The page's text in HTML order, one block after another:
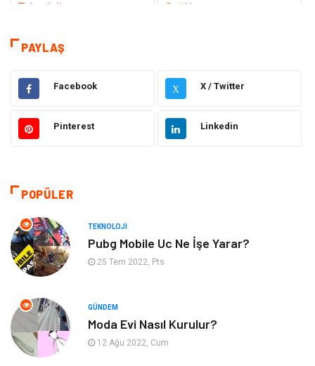
Teknoloji Sağlık
Dekorasyon
Eğitim Hukuk
Ulaşım ve Taşımacılık Yapı İnşaat
Tekstil
Bilgisayar ve Yazılım
Alışveriş
Güzellik & Bakım Tatil
PAYLAŞ
Facebook X X / Twitter
Pinterest Linkedin
POPÜLER
TEKNOLOJI
Pubg Mobile Uc Ne İşe Yarar?
25 Tem 2022, Pts
GÜNDEM
Moda Evi Nasıl Kurulur?
12 Ağu 2022, Cum